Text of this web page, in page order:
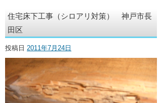
・ここに水栓がほしい
・水廻りメンテナンス
住宅床下工事（シロアリ対策） 神戸市長
田区
投稿日 2011年7月24日